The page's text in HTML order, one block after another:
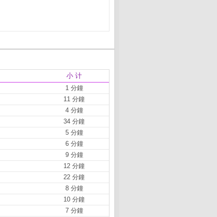
小 计
1 分鐘
11 分鐘
4 分鐘
34 分鐘
5 分鐘
6 分鐘
9 分鐘
12 分鐘
22 分鐘
8 分鐘
10 分鐘
7 分鐘